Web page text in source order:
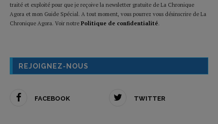
traité et exploité pour que je reçoive la newsletter gratuite de La Chronique
Agora et mon Guide Spécial. A tout moment, vous pourrez vous désinscrire de La
Chronique Agora. Voir notre Politique de confidentialité.
REJOIGNEZ-NOUS
FACEBOOK TWITTER